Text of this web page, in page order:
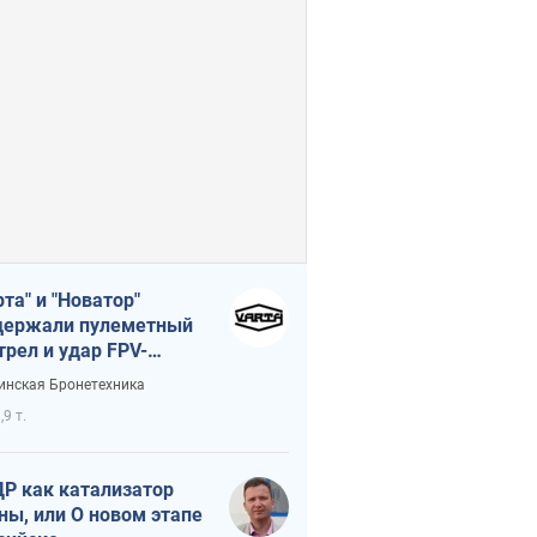
и "Новатор"
пулеметный
и удар FPV-
сохранив жизнь
Бронетехника
т.
как катализатор
или О новом этапе